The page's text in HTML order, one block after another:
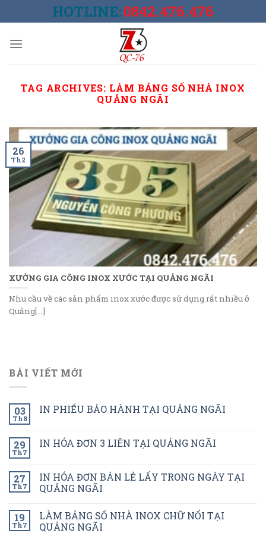
to
HOTLINE:0842.476.476
TAG ARCHIVES: LÀM BẢNG SỐ NHÀ INOX
QUẢNG NGÃI
XƯỞNG GIA CÔNG INOX XƯỚC TẠI QUẢNG NGÃI
Nhu cầu về các sản phẩm inox xước được sử dụng rất nhiều ở
Quảng[...]
26
Th2
BÀI VIẾT MỚI
03
Th8
IN PHIẾU BẢO HÀNH TẠI QUẢNG NGÃI
29
Th7
IN HÓA ĐƠN 3 LIÊN TẠI QUẢNG NGÃI
27
Th7
IN HÓA ĐƠN BÁN LẺ LẤY TRONG NGÀY TẠI
QUẢNG NGÃI
19
Th7
LÀM BẢNG SỐ NHÀ INOX CHỮ NỔI TẠI
QUẢNG NGÃI